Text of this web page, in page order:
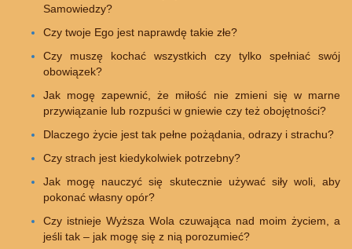
Samowiedzy?
Czy twoje Ego jest naprawdę takie złe?
Czy muszę kochać wszystkich czy tylko spełniać swój
obowiązek?
Jak mogę zapewnić, że miłość nie zmieni się w marne
przywiązanie lub rozpuści w gniewie czy też obojętności?
Dlaczego życie jest tak pełne pożądania, odrazy i strachu?
Czy strach jest kiedykolwiek potrzebny?
Jak mogę nauczyć się skutecznie używać siły woli, aby
pokonać własny opór?
Czy istnieje Wyższa Wola czuwająca nad moim życiem, a
jeśli tak – jak mogę się z nią porozumieć?